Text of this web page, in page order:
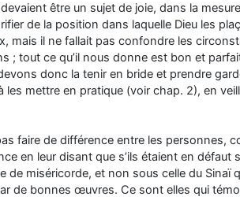
être un sujet de joie, dans la
de la position dans laquelle Dieu les
mais il ne fallait pas confondre les
; tout ce qu’il nous donne est bon et
donc la tenir en bride et prendre
mettre en pratique (voir chap. 2), en
faire de différence entre les personnes,
en leur disant que s’ils étaient en
de miséricorde, et non sous celle du Sinaï
de bonnes œuvres. Ce sont elles qui